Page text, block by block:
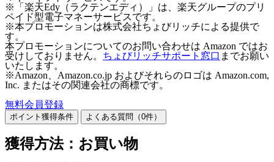
※「楽天Edy（ラクテンエディ）」は、楽天グループのプリ
ペイド型電子マネーサービスです。
※本プロモーションは株式会社ちょびリッチによる提供で
す。
本プロモーションについてのお問い合わせは Amazon ではお
受けしておりません。 ちょびリッチサポート窓口 までお願い
いたします。
※Amazon、Amazon.co.jp およびそれらのロゴは Amazon.com,
Inc. またはその関連会社の商標です。
無料会員登録
ポイント獲得条件 よくある質問（0件）
獲得方法：お買い物